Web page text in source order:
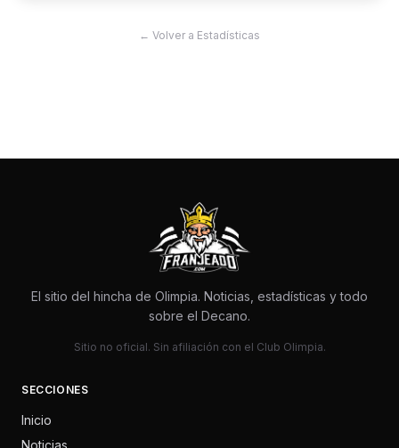
← Volver a Estadísticas
El sitio del hincha de Olimpia. Noticias, estadísticas y todo
sobre el Decano.
Sitio no oficial. Sin afiliación con el Club Olimpia.
SECCIONES
Inicio
Noticias